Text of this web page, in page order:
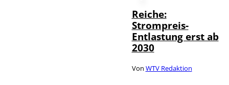
Reiche:
Strompreis-
Entlastung erst ab
2030
Von WTV Redaktion